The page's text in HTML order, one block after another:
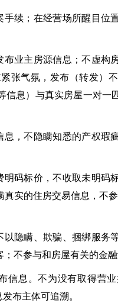
续；在经营场所醒目位
业主房源信息；不虚构
张气氛，发布（转发）
息）与真实房屋一对一
，不隐瞒知悉的产权瑕
码标价，不收取未明码
实的住房交易信息，不
隐瞒、欺骗、捆绑服务
不参与和房屋有关的金融
信息。不为没有取得营
布主体可追溯。